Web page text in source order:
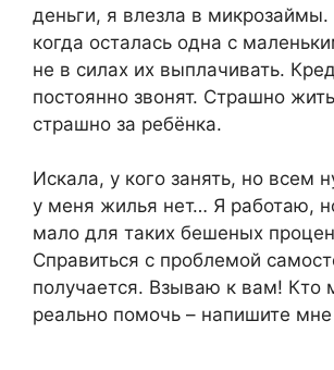
деньги, я влезла в микрозаймы.
когда осталась одна с
не в силах их выплачивать.
постоянно звонят. Страшно
страшно за ребёнка.
Искала, у кого занять, но всем
у меня жилья нет… Я работаю,
мало для таких бешеных
Справиться с проблемой
получается. Взываю к вам! Кто
реально помочь – напишите мне